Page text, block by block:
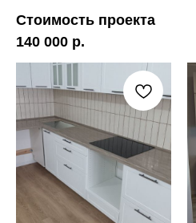
Стоимость проекта
140 000 р.